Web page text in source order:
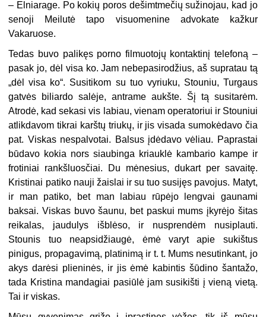
– Elniarage. Po kokių poros dešimtmečių sužinojau, kad jo
senoji Meilutė tapo visuomenine advokate kažkur
Vakaruose.
Tedas buvo palikęs porno filmuotojų kontaktinį telefoną –
pasak jo, dėl visa ko. Jam nebepasirodžius, aš supratau tą
„dėl visa ko“. Susitikom su tuo vyriuku, Stouniu, Turgaus
gatvės biliardo salėje, antrame aukšte. Šį tą susitarėm.
Atrodė, kad sekasi vis labiau, vienam operatoriui ir Stouniui
atlikdavom tikrai karštų triukų, ir jis visada sumokėdavo čia
pat. Viskas nespalvotai. Balsus įdėdavo vėliau. Paprastai
būdavo kokia nors siaubinga kriauklė kambario kampe ir
frotiniai rankšluosčiai. Du mėnesius, dukart per savaitę.
Kristinai patiko nauji žaislai ir su tuo susijęs pavojus. Matyt,
ir man patiko, bet man labiau rūpėjo lengvai gaunami
baksai. Viskas buvo šaunu, bet paskui mums įkyrėjo šitas
reikalas, jaudulys išblėso, ir nusprendėm nusiplauti.
Stounis tuo neapsidžiaugė, ėmė varyt apie sukištus
pinigus, propagavimą, platinimą ir t. t. Mums nesutinkant, jo
akys darėsi plieninės, ir jis ėmė kabintis šūdino šantažo,
tada Kristina mandagiai pasiūlė jam susikišti į vieną vietą.
Tai ir viskas.